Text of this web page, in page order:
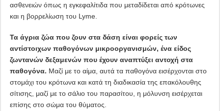
ασθενειών όπως η εγκεφαλίτιδα που μεταδίδεται από κρότωνες
και η βορρελίωση του Lyme.
Τα άγρια ​​ζώα που ζουν στα δάση είναι φορείς των
αντίστοιχων παθογόνων μικροοργανισμών, ένα είδος
ζωντανών δεξαμενών που έχουν αναπτύξει αντοχή στα
παθογόνα. Μαζί με το αίμα, αυτά τα παθογόνα εισέρχονται στο
στομάχι του κρότωνα και κατά τη διαδικασία της επακόλουθης
σίτισης, μαζί με το σάλιο του παρασίτου, η μόλυνση εισέρχεται
επίσης στο σώμα του θύματος.